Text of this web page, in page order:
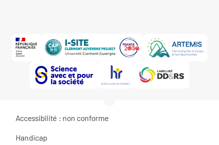
Accessibilité : non conforme
Handicap